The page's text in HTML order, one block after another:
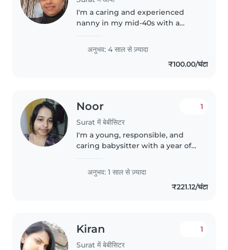
I'm a caring and experienced
nanny in my mid-40s with a
children. With 4 years of
experience, I've nurtured babies,
toddlers, and preschoolers,
अनुभव: 4 साल से ज़्यादा
₹100.00/घंटा
Noor
Surat में बेबीसिटर
1
I'm a young, responsible, and
caring babysitter with a year of
toddlers and preschoolers. I'm
comfortable with pets and can
assist with homework. I have
अनुभव: 1 साल से ज़्यादा
₹221.12/घंटा
Kiran
Surat में बेबीसिटर
1